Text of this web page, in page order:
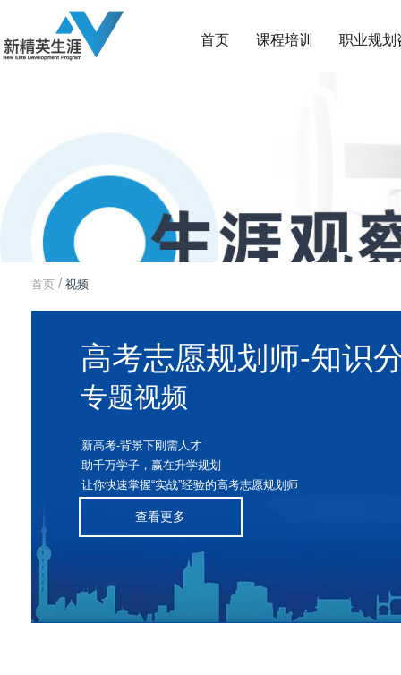
首页 课程培训 职业规划
首页/ 视频
高考志愿规划师-知识
专题视频
新高考-背景下刚需人才
助千万学子，赢在升学规划
让你快速掌握“实战”经验的高考志愿规划师
查看更多